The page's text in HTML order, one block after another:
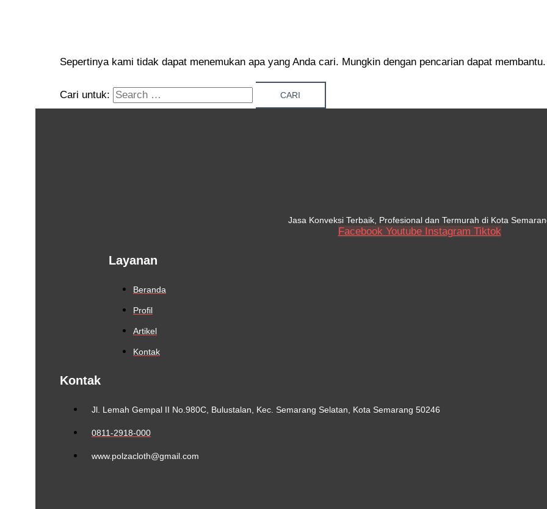
Sepertinya kami tidak dapat menemukan apa yang Anda cari. Mungkin dengan pencarian dapat membantu.
Cari untuk:
Jasa Konveksi Terbaik, Profesional dan Termurah di Kota
Facebook Youtube Instagram Tiktok
Layanan
Beranda
Profil
Artikel
Kontak
Kontak
Jl. Lemah Gempal II No.980C, Bulustalan, Kec. Semarang Selatan, Kota Semarang 50246
0811-2918-000
www.polzacloth@gmail.com